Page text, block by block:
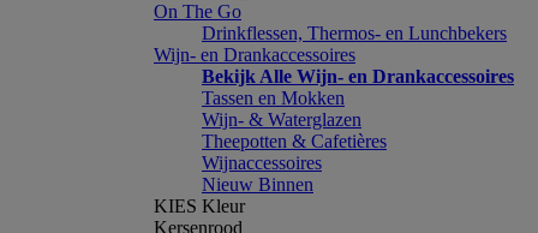
On The Go
Drinkflessen, Thermos- en Lunchbekers
Wijn- en Drankaccessoires
Bekijk Alle Wijn- en Drankaccessoires
Tassen en Mokken
Wijn- & Waterglazen
Theepotten & Cafetières
Wijnaccessoires
Nieuw Binnen
KIES Kleur
Kersenrood